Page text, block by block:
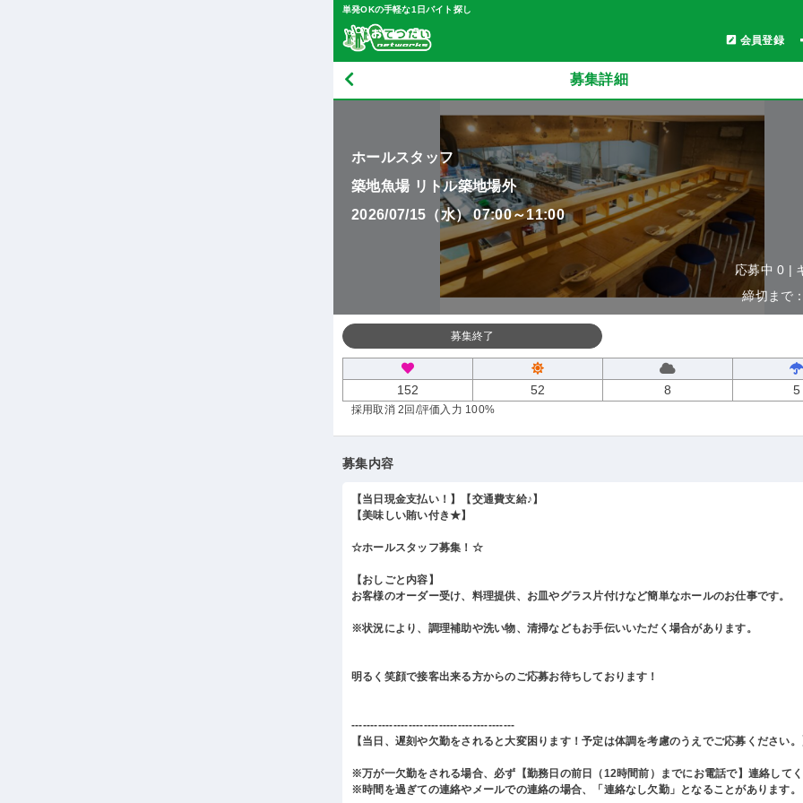
単発OKの手軽な1日バイト探し
会員登録
募集詳細
ホールスタッフ
築地魚場 リトル築地場外
2026/07/15（水） 07:00～11:00
応募中 0 |
締切まで
募集終了
152 52 8 5
採用取消 2回 /評価入力 100%
募集内容
【当日現金支払い！】【交通費支給♪】
【美味しい賄い付き★】
☆ホールスタッフ募集！☆
【おしごと内容】
お客様のオーダー受け、料理提供、お皿やグラス片付けなど簡単なホールのお仕事です。
※状況により、調理補助や洗い物、清掃などもお手伝いいただく場合があります。
明るく笑顔で接客出来る方からのご応募お待ちしております！
-------------------------------------------
【当日、遅刻や欠勤をされると大変困ります！予定は体調を考慮のうえでご応募ください。
※万が一欠勤をされる場合、必ず【勤務日の前日（12時間前）までにお電話で】連絡してく
※時間を過ぎての連絡やメールでの連絡の場合、「連絡なし欠勤」となることがあります。